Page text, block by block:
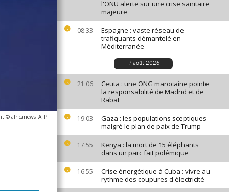
l'ONU alerte sur une crise sanitaire
majeure
08:33
Espagne : vaste réseau de
trafiquants démantelé en
Méditerranée
7 août 2026
21:06
Ceuta : une ONG marocaine pointe
la responsabilité de Madrid et de
Rabat
19:03
Gaza : les populations sceptiques
malgré le plan de paix de Trump
17:55
Kenya : la mort de 15 éléphants
dans un parc fait polémique
16:55
Crise énergétique à Cuba : vivre au
rythme des coupures d'électricité
© africanews AFP